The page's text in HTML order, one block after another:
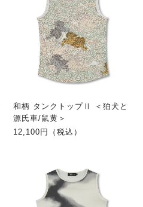
和柄 タンクトップⅡ ＜狛犬と
源氏車/鼠黄＞
12,100円（税込）